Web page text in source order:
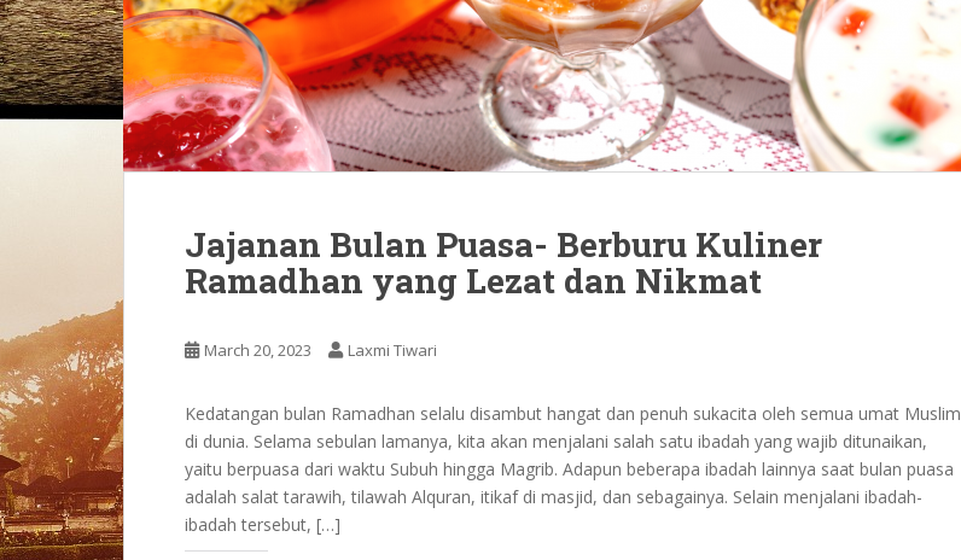
Jajanan Bulan Puasa- Berburu Kuliner
Ramadhan yang Lezat dan Nikmat
March 20, 2023 Laxmi Tiwari
Kedatangan bulan Ramadhan selalu disambut hangat dan penuh sukacita oleh semua umat Muslim
di dunia. Selama sebulan lamanya, kita akan menjalani salah satu ibadah yang wajib ditunaikan,
yaitu berpuasa dari waktu Subuh hingga Magrib. Adapun beberapa ibadah lainnya saat bulan puasa
adalah salat tarawih, tilawah Alquran, itikaf di masjid, dan sebagainya. Selain menjalani ibadah-
ibadah tersebut, […]